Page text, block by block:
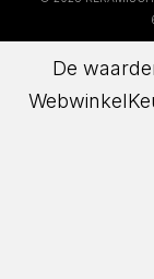
De